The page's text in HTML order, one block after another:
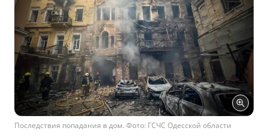
Последствия попадания в дом. Фото: ГСЧС Одесской области